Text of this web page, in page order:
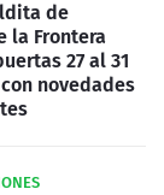
de
la Frontera
27 al 31
novedades